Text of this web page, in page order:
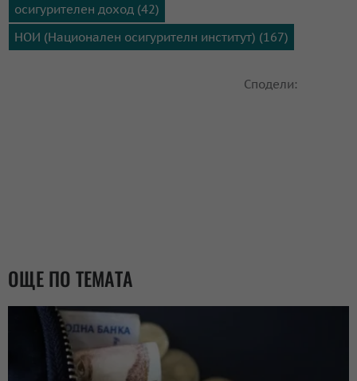
осигурителен доход (42)
НОИ (Национален осигурителн институт) (167)
Сподели:
ОЩЕ ПО ТЕМАТА